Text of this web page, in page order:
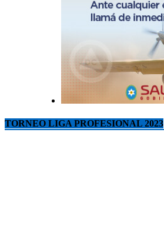
TORNEO LIGA PROFESIONAL 2023